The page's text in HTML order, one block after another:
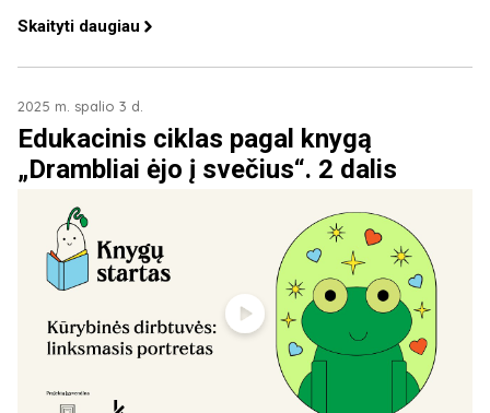
Skaityti daugiau
2025 m. spalio 3 d.
Edukacinis ciklas pagal knygą
„Drambliai ėjo į svečius“. 2 dalis